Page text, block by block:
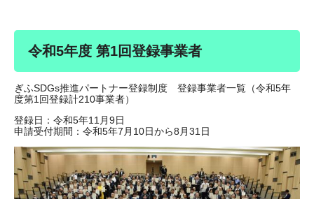
令和5年度 第1回登録事業者
ぎふSDGs推進パートナー登録制度 登録事業者一覧（令和5年
度第1回登録計210事業者）
登録日：令和5年11月9日
申請受付期間：令和5年7月10日から8月31日